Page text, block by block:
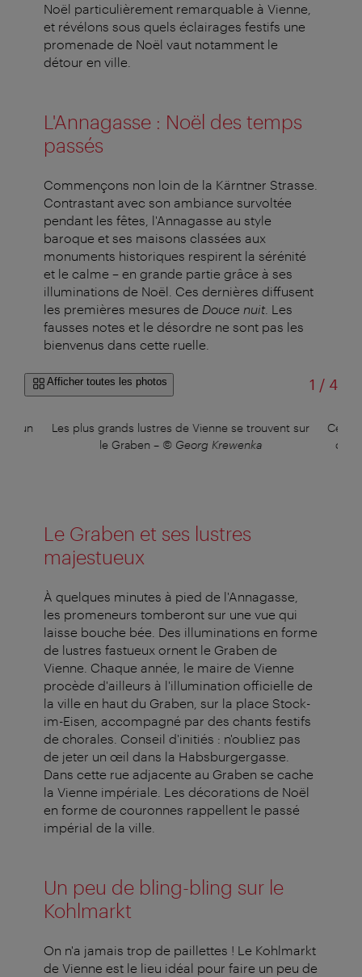
Noël particulièrement remarquable à Vienne,
et révélons sous quels éclairages festifs une
promenade de Noël vaut notamment le
détour en ville.
L'Annagasse : Noël des temps
passés
Commençons non loin de la Kärntner Strasse.
Contrastant avec son ambiance survoltée
pendant les fêtes, l'Annagasse au style
baroque et ses maisons classées aux
monuments historiques respirent la sérénité
et le calme – en grande partie grâce à ses
illuminations de Noël. Ces dernières diffusent
les premières mesures de Douce nuit. Les
fausses notes et le désordre ne sont pas les
bienvenus dans cette ruelle.
Afficher toutes les photos 1 /sur
4
un
Les plus grands lustres de Vienne se trouvent sur
le Graben – © Georg Krewenka
Ces
des
Le Graben et ses lustres
majestueux
À quelques minutes à pied de l'Annagasse,
les promeneurs tomberont sur une vue qui
laisse bouche bée. Des illuminations en forme
de lustres fastueux ornent le Graben de
Vienne. Chaque année, le maire de Vienne
procède d'ailleurs à l'illumination officielle de
la ville en haut du Graben, sur la place Stock-
im-Eisen, accompagné par des chants festifs
de chorales. Conseil d'initiés : n'oubliez pas
de jeter un œil dans la Habsburgergasse.
Dans cette rue adjacente au Graben se cache
la Vienne impériale. Les décorations de Noël
en forme de couronnes rappellent le passé
impérial de la ville.
Un peu de bling-bling sur le
Kohlmarkt
On n'a jamais trop de paillettes ! Le Kohlmarkt
de Vienne est le lieu idéal pour faire un peu de